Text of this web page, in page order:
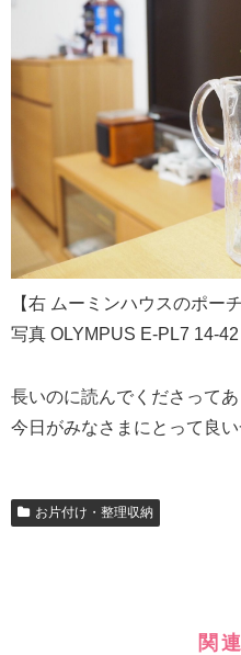
【右 ムーミンハウスのポーチ
写真 OLYMPUS E-PL7 14-
長いのに読んでくださってあ
今日がみなさまにとって良
お片付け・整理収納
関